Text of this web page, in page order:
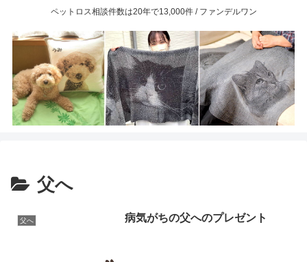
ペットロス相談件数は20年で13,000件 / ファンデルワン
父へ
父へ 病気がちの父へのプレゼント